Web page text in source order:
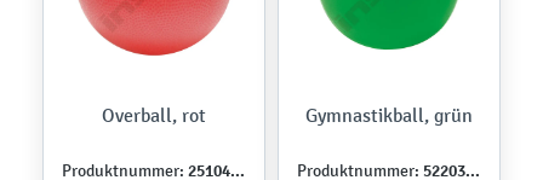
Overball, rot
Produktnummer: 251043-1
Gymnastikball, grün
Produktnummer: 522036-2